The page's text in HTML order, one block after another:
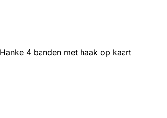
4 banden met haak op kaart